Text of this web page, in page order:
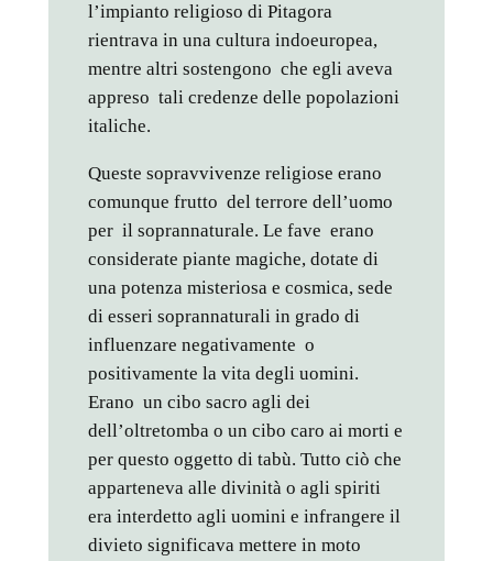
l’impianto religioso di Pitagora
rientrava in una cultura indoeuropea,
mentre altri sostengono che egli aveva
appreso tali credenze delle popolazioni
italiche.
Queste sopravvivenze religiose erano
comunque frutto del terrore dell’uomo
per il soprannaturale. Le fave erano
considerate piante magiche, dotate di
una potenza misteriosa e cosmica, sede
di esseri soprannaturali in grado di
influenzare negativamente o
positivamente la vita degli uomini.
Erano un cibo sacro agli dei
dell’oltretomba o un cibo caro ai morti e
per questo oggetto di tabù. Tutto ciò che
apparteneva alle divinità o agli spiriti
era interdetto agli uomini e infrangere il
divieto significava mettere in moto